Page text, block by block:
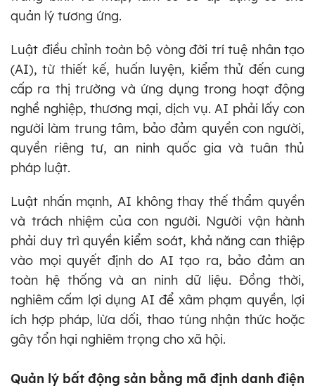
quản lý tương ứng.
Luật điều chỉnh toàn bộ vòng đời trí tuệ nhân tạo
(AI), từ thiết kế, huấn luyện, kiểm thử đến cung
cấp ra thị trường và ứng dụng trong hoạt động
nghề nghiệp, thương mại, dịch vụ. AI phải lấy con
người làm trung tâm, bảo đảm quyền con người,
quyền riêng tư, an ninh quốc gia và tuân thủ
pháp luật.
Luật nhấn mạnh, AI không thay thế thẩm quyền
và trách nhiệm của con người. Người vận hành
phải duy trì quyền kiểm soát, khả năng can thiệp
vào mọi quyết định do AI tạo ra, bảo đảm an
toàn hệ thống và an ninh dữ liệu. Đồng thời,
nghiêm cấm lợi dụng AI để xâm phạm quyền, lợi
ích hợp pháp, lừa dối, thao túng nhận thức hoặc
gây tổn hại nghiêm trọng cho xã hội.
Quản lý bất động sản bằng mã định danh điện